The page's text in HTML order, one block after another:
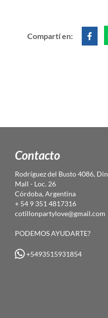
Compartí en:
Contacto
Rodríguez del Busto 4086,
Mall - Loc. 26
Córdoba, Argentina
+ 54 9 351 4817316
cotillonpartylove@gmail.com
PODEMOS AYUDARTE?
+5493515931854